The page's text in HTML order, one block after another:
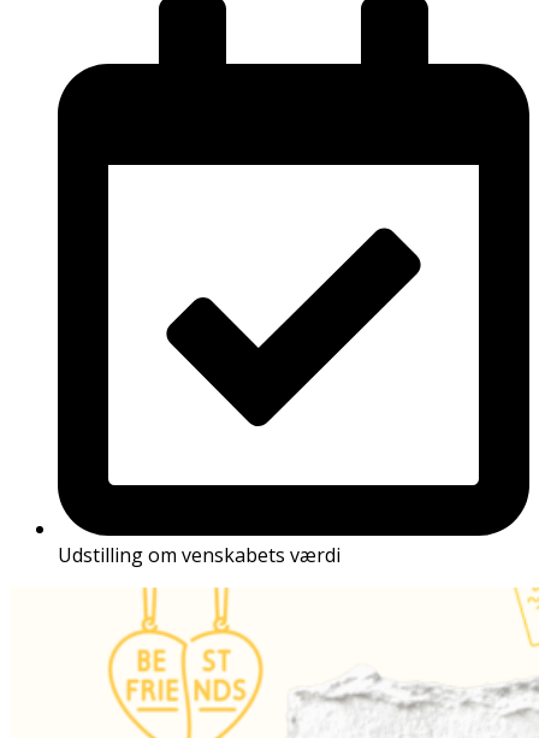
Udstilling om venskabets værdi